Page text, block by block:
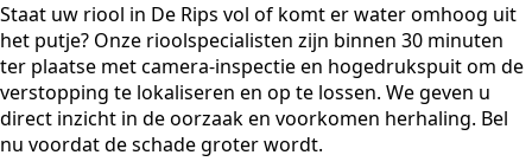
Staat uw riool in De Rips vol of komt er water omhoog uit
het putje? Onze rioolspecialisten zijn binnen 30 minuten
ter plaatse met camera-inspectie en hogedrukspuit om de
verstopping te lokaliseren en op te lossen. We geven u
direct inzicht in de oorzaak en voorkomen herhaling. Bel
nu voordat de schade groter wordt.